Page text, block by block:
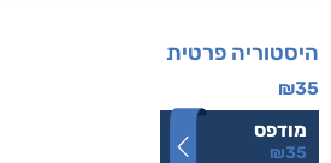
היסטוריה פרטית
₪35
מודפס
₪35